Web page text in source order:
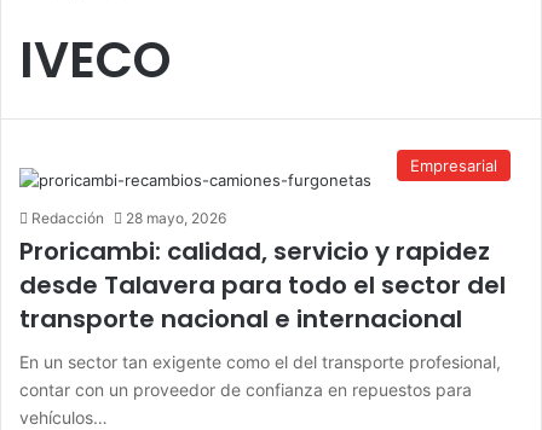
IVECO
Empresarial
Redacción 28 mayo, 2026
Proricambi: calidad, servicio y rapidez
desde Talavera para todo el sector del
transporte nacional e internacional
En un sector tan exigente como el del transporte profesional,
contar con un proveedor de confianza en repuestos para
vehículos…